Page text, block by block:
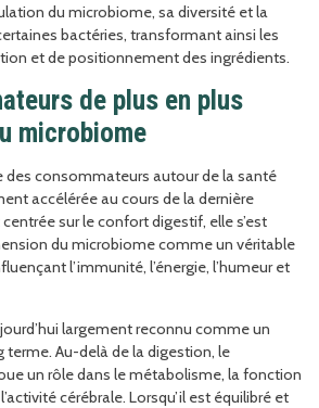
du microbiome, sa diversité et la
bactéries, transformant ainsi les
et de positionnement des ingrédients.
de plus en plus
microbiome
des consommateurs autour de la santé
accélérée au cours de la dernière
sur le confort digestif, elle s’est
du microbiome comme un véritable
l’immunité, l’énergie, l’humeur et
largement reconnu comme un
terme. Au-delà de la digestion, le
un rôle dans le métabolisme, la fonction
cérébrale. Lorsqu’il est équilibré et